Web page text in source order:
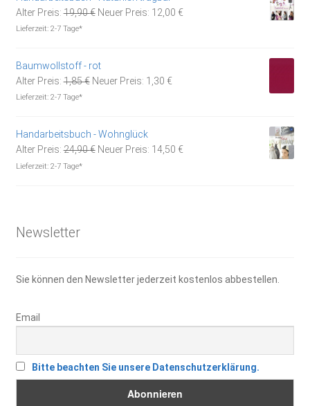
Alter Preis: 19,90€ Ursprünglicher
Neuer Preis: 12,00 €Aktueller
Lieferzeit: 2-7 Tage*
Baumwollstoff - rot
Alter Preis: 1,85€ Ursprünglicher
Neuer Preis: 1,30 €Aktueller
Lieferzeit: 2-7 Tage*
Handarbeitsbuch - Wohnglück
Alter Preis: 24,90€ Ursprünglicher
Neuer Preis: 14,50 €Aktueller
Lieferzeit: 2-7 Tage*
Newsletter
Sie können den Newsletter jederzeit kostenlos abbestellen.
Email
Bitte beachten Sie unsere Datenschutzerklärung.